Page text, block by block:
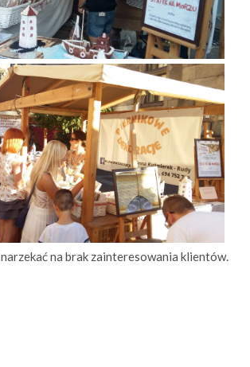
na brak zainteresowania klientów.